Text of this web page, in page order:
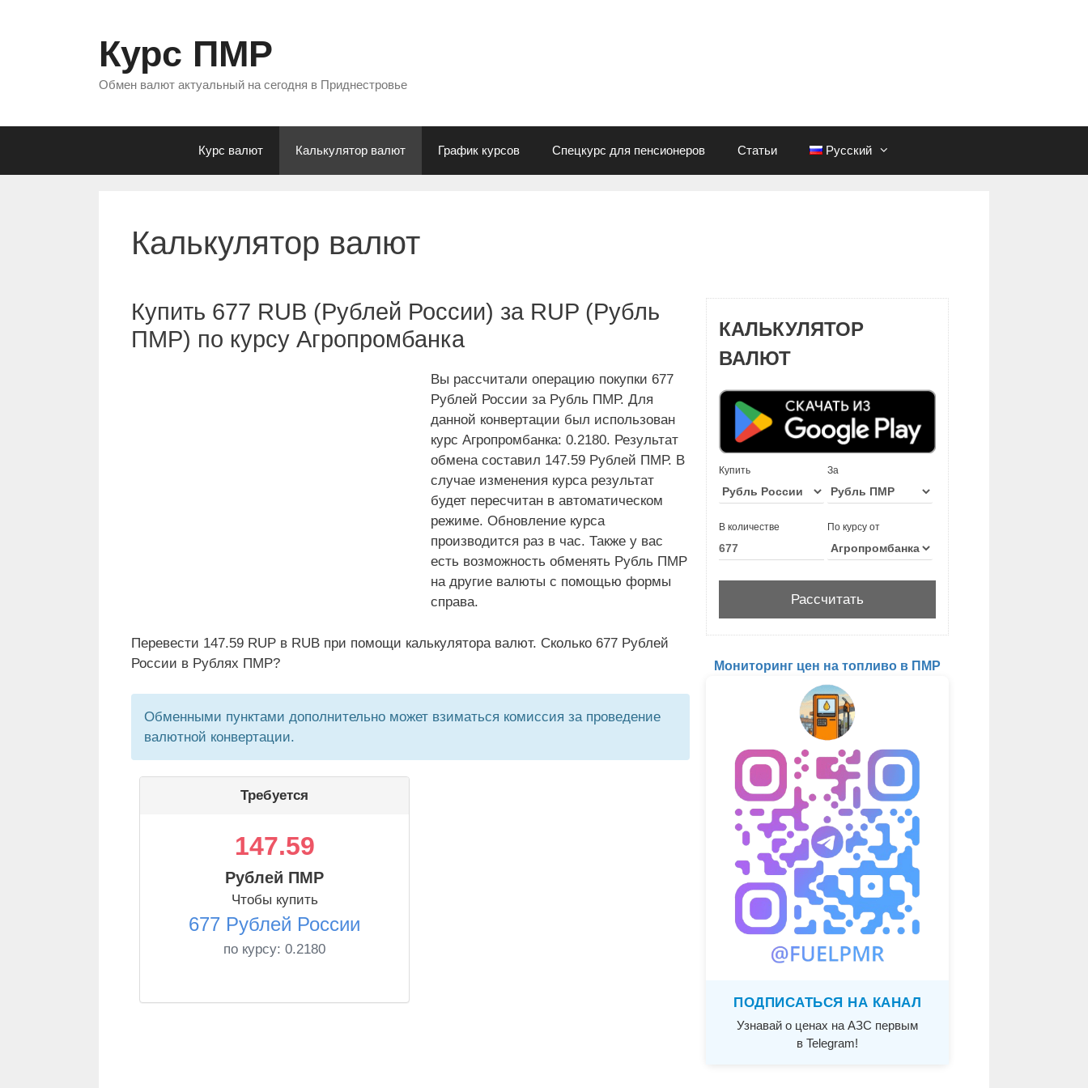
Курс ПМР
Обмен валют актуальный на сегодня в Приднестровье
Курс валют Калькулятор валют График курсов Спецкурс для пенсионеров Статьи Русский
Калькулятор валют
Купить 677 RUB (Рублей России) за RUP (Рубль
ПМР) по курсу Агропромбанка
Вы рассчитали операцию покупки 677
Рублей России за Рубль ПМР. Для
данной конвертации был использован
курс Агропромбанка: 0.2180. Результат
обмена составил 147.59 Рублей ПМР. В
случае изменения курса результат
будет пересчитан в автоматическом
режиме. Обновление курса
производится раз в час. Также у вас
есть возможность обменять Рубль ПМР
на другие валюты с помощью формы
справа.
Перевести 147.59 RUP в RUB при помощи калькулятора валют. Сколько 677 Рублей
России в Рублях ПМР?
Обменными пунктами дополнительно может взиматься комиссия за проведение
валютной конвертации.
Требуется
147.59
Рублей ПМР
Чтобы купить
677 Рублей России
по курсу: 0.2180
КАЛЬКУЛЯТОР
ВАЛЮТ
Купить За
В количестве По курсу от
Мониторинг цен на топливо в ПМР
ПОДПИСАТЬСЯ НА КАНАЛ
Узнавай о ценах на АЗС первым
в Telegram!